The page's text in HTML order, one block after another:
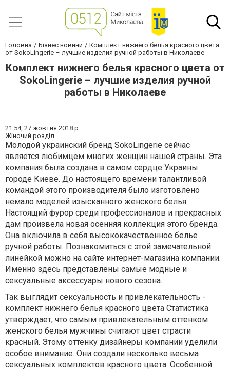
Головна Бізнес новини
Комплект нижнего белья красного цвета
от SokoLingerie – лучшие изделия ручной работы в Николаеве
Комплект нижнего белья красного цвета от
SokoLingerie – лучшие изделия ручной
работы в Николаеве
21:54, 27 жовтня 2018 р.
Жіночий розділ
Молодой украинский бренд SokoLingerie сейчас
является любимцем многих женщин нашей страны. Эта
компания была создана в самом сердце Украины
городе Киеве. До настоящего времени талантливой
командой этого производителя было изготовлено
немало моделей изысканного женского белья.
Настоящий фурор среди профессионалов и прекрасных
дам произвела новая осенняя коллекция этого бренда.
Она включила в себя высококачественное белье
ручной работы. Познакомиться с этой замечательной
линейкой можно на сайте интернет-магазина компании.
Именно здесь представлены самые модные и
сексуальные аксессуары нового сезона.
Так выглядит сексуальность и привлекательность -
комплект нижнего белья красного цвета Статистика
утверждает, что самым привлекательным оттенком
женского белья мужчины считают цвет страсти
красный. Этому оттенку дизайнеры компании уделили
особое внимание. Они создали несколько весьма
сексуальных комплектов красного цвета. Особенной